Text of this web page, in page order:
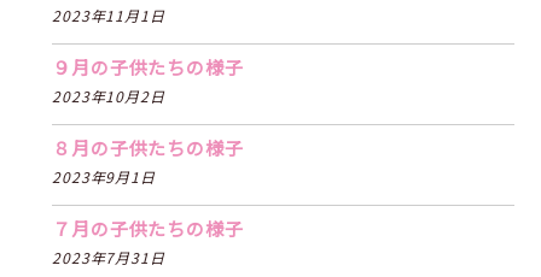
2023年11月1日
９月の子供たちの様子
2023年10月2日
８月の子供たちの様子
2023年9月1日
７月の子供たちの様子
2023年7月31日